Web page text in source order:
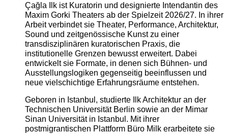
Çağla Ilk ist Kuratorin und designierte Intendantin des
Maxim Gorki Theaters ab der Spielzeit 2026/27. In ihrer
Arbeit verbindet sie Theater, Performance, Architektur,
Sound und zeitgenössische Kunst zu einer
transdisziplinären kuratorischen Praxis, die
institutionelle Grenzen bewusst erweitert. Dabei
entwickelt sie Formate, in denen sich Bühnen- und
Ausstellungslogiken gegenseitig beeinflussen und
neue vielschichtige Erfahrungsräume entstehen.
Geboren in Istanbul, studierte Ilk Architektur an der
Technischen Universität Berlin sowie an der Mimar
Sinan Universität in Istanbul. Mit ihrer
postmigrantischen Plattform Büro Milk erarbeitete sie